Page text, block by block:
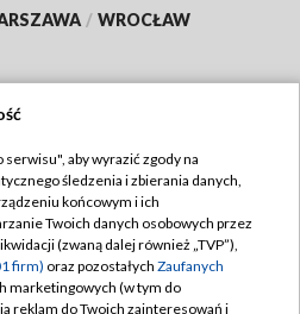
/ WROCŁAW
TVP
TVP
prywatności
zgody
aby wyrazić zgody na
śledzenia i zbierania danych,
końcowym i ich
Twoich danych osobowych przez
(zwaną dalej również „TVP”),
firm) oraz pozostałych Zaufanych
marketingowych (w tym do
reklam do Twoich zainteresowań i